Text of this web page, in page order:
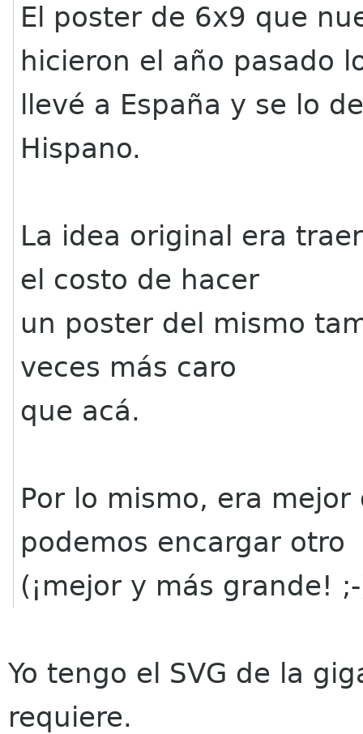
El poster de 6x9 que
hicieron el año pasado
llevé a España y se lo
Hispano.
La idea original era
el costo de hacer
un poster del mismo
veces más caro
que acá.
Por lo mismo, era
podemos encargar otro
(¡mejor y más grande!
Yo tengo el SVG de la
requiere.